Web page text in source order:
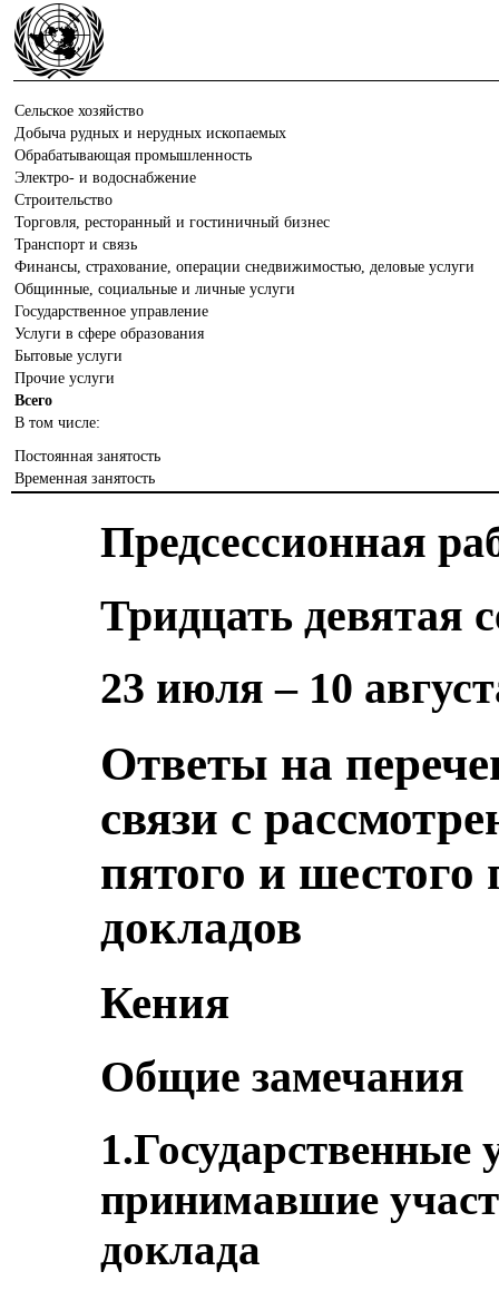
Сельское хозяйство
Добыча рудных и нерудных ископаемых
Обрабатывающая промышленность
Электро- и водоснабжение
Строительство
Торговля, ресторанный и гостиничный бизнес
Транспорт и связь
Финансы, страхование, операции снедвижимостью, деловые услуги
Общинные, социальные и личные услуги
Государственное управление
Услуги в сфере образования
Бытовые услуги
Прочие услуги
Всего
В том числе:
Постоянная занятость
Временная занятость
Предсессионная
Тридцать девятая
23 июля – 10
Ответы на
связи с
пятого и шестого
докладов
Кения
Общие замечания
1.Государственные
принимавшие
доклада